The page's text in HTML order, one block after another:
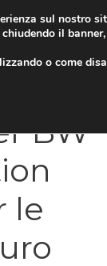
BW
le
sul nostro
il
o come